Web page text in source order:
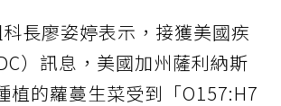
長廖姿婷表示，接獲美國疾
）訊息，美國加州薩利納斯
植的蘿蔓生菜受到「O157:H7